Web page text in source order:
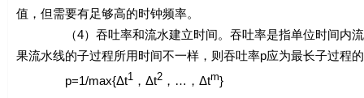
值，但需要有足够高的时钟频率。
（4）吞吐率和流水建立时间。吞吐率是指单位时间内流水
果流水线的子过程所用时间不一样，则吞吐率p应为最长子过程
p=1/max{Δt1，Δt2，…，Δtm}